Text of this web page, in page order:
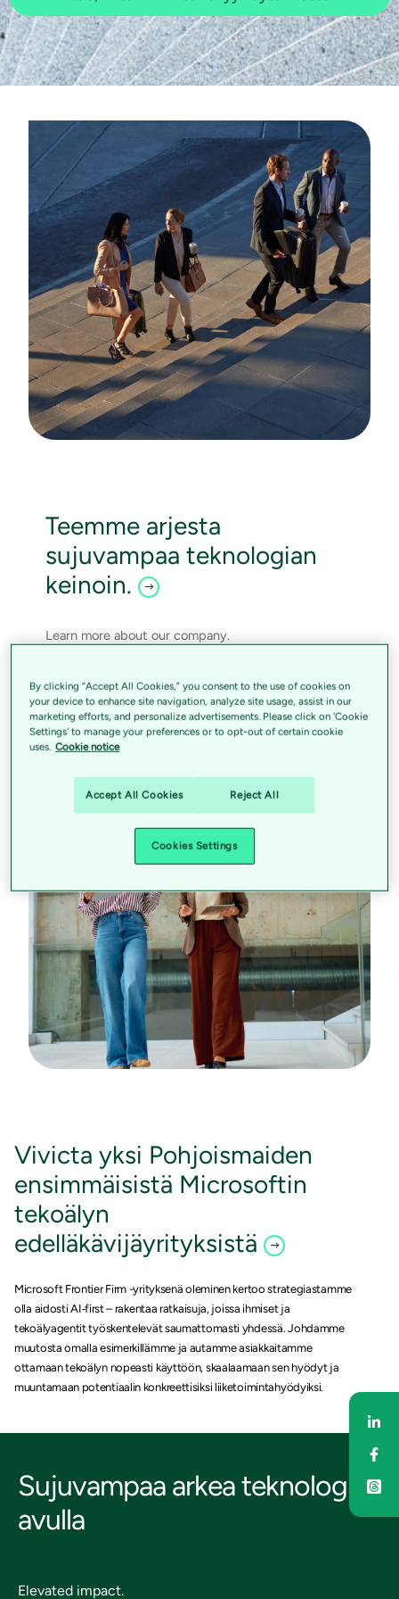
Teemme arjesta
sujuvampaa teknologian
keinoin.
Learn more about our company.
Vivicta yksi Pohjoismaiden
ensimmäisistä Microsoftin
tekoälyn
edelläkävijäyrityksistä
Microsoft Frontier Firm -yrityksenä oleminen kertoo strategiastamme
olla aidosti AI‑first – rakentaa ratkaisuja, joissa ihmiset ja
tekoälyagentit työskentelevät saumattomasti yhdessä. Johdamme
muutosta omalla esimerkillämme ja autamme asiakkaitamme
ottamaan tekoälyn nopeasti käyttöön, skaalaamaan sen hyödyt ja
muuntamaan potentiaalin konkreettisiksi liiketoimintahyödyiksi.
Sujuvampaa arkea teknologian
avulla
Elevated impact.
By clicking “Accept All Cookies,” you consent to the use of cookies on
your device to enhance site navigation, analyze site usage, assist in our
marketing efforts, and personalize advertisements. Please click on 'Cookie
Settings' to manage your preferences or to opt-out of certain cookie
uses. Cookie notice
Accept All Cookies Reject All
Cookies Settings